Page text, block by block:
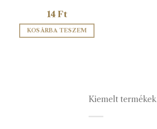
14Ft
KOSÁRBA TESZEM
Kiemelt termékek